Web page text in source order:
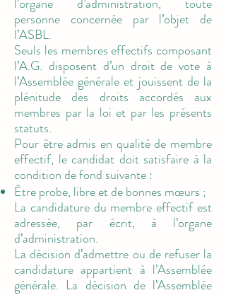
personne concernée par l’objet de
l’ASBL.
Seuls les membres effectifs composant
l’A.G. disposent d’un droit de vote à
l’Assemblée générale et jouissent de la
plénitude des droits accordés aux
membres par la loi et par les présents
statuts.
Pour être admis en qualité de membre
effectif, le candidat doit satisfaire à la
condition de fond suivante :
Être probe, libre et de bonnes mœurs ;
La candidature du membre effectif est
adressée, par écrit, à l’organe
d’administration.
La décision d’admettre ou de refuser la
candidature appartient à l’Assemblée
générale. La décision de l’Assemblée